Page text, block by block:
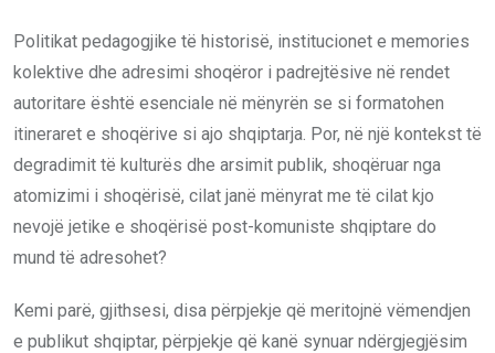
Politikat pedagogjike të historisë, institucionet e memories
kolektive dhe adresimi shoqëror i padrejtësive në rendet
autoritare është esenciale në mënyrën se si formatohen
itineraret e shoqërive si ajo shqiptarja. Por, në një kontekst të
degradimit të kulturës dhe arsimit publik, shoqëruar nga
atomizimi i shoqërisë, cilat janë mënyrat me të cilat kjo
nevojë jetike e shoqërisë post-komuniste shqiptare do
mund të adresohet?
Kemi parë, gjithsesi, disa përpjekje që meritojnë vëmendjen
e publikut shqiptar, përpjekje që kanë synuar ndërgjegjësim